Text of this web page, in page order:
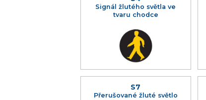
Signál žlutého světla ve
tvaru chodce
S7
Přerušované žluté světlo